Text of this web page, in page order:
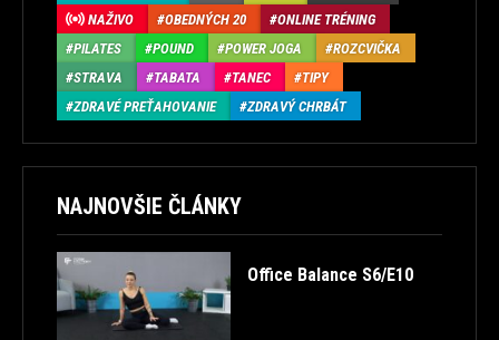
NAŽIVO
OBEDNÝCH 20
ONLINE TRÉNING
PILATES
POUND POWER JOGA
ROZCVIČKA
STRAVA
TABATA TANEC
TIPY
ZDRAVÉ PREŤAHOVANIE
ZDRAVÝ CHRBÁT
NAJNOVŠIE ČLÁNKY
Office Balance S6/E10